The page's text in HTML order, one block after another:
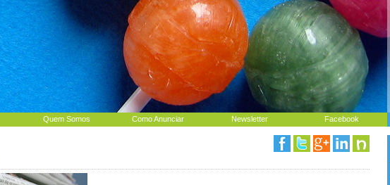
Quem Somos Como Anunciar Newsletter Facebook